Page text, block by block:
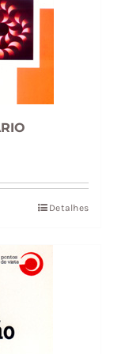
Detalhes